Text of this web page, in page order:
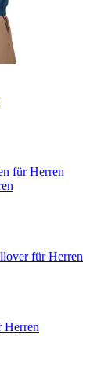
für Herren
für Herren
Herren